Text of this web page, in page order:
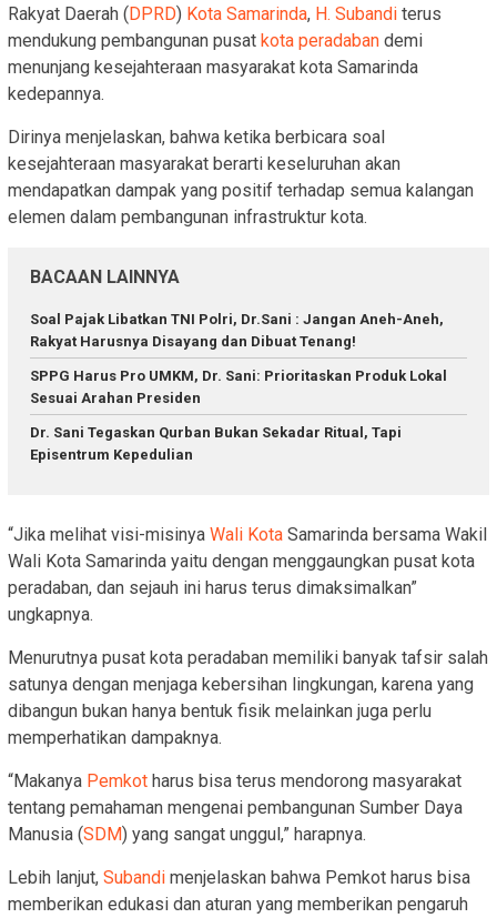
Rakyat Daerah ( DPRD) Kota Samarinda, H. Subandi terus
mendukung pembangunan pusat kota peradaban demi
menunjang kesejahteraan masyarakat kota Samarinda
kedepannya.
Dirinya menjelaskan, bahwa ketika berbicara soal
kesejahteraan masyarakat berarti keseluruhan akan
mendapatkan dampak yang positif terhadap semua kalangan
elemen dalam pembangunan infrastruktur kota.
BACAAN LAINNYA
Soal Pajak Libatkan TNI Polri, Dr.Sani : Jangan Aneh-Aneh,
Rakyat Harusnya Disayang dan Dibuat Tenang!
SPPG Harus Pro UMKM, Dr. Sani: Prioritaskan Produk Lokal
Sesuai Arahan Presiden
Dr. Sani Tegaskan Qurban Bukan Sekadar Ritual, Tapi
Episentrum Kepedulian
“Jika melihat visi-misinya Wali Kota Samarinda bersama Wakil
Wali Kota Samarinda yaitu dengan menggaungkan pusat kota
peradaban, dan sejauh ini harus terus dimaksimalkan”
ungkapnya.
Menurutnya pusat kota peradaban memiliki banyak tafsir salah
satunya dengan menjaga kebersihan lingkungan, karena yang
dibangun bukan hanya bentuk fisik melainkan juga perlu
memperhatikan dampaknya.
“Makanya Pemkot harus bisa terus mendorong masyarakat
tentang pemahaman mengenai pembangunan Sumber Daya
Manusia (SDM) yang sangat unggul,” harapnya.
Lebih lanjut, Subandi menjelaskan bahwa Pemkot harus bisa
memberikan edukasi dan aturan yang memberikan pengaruh